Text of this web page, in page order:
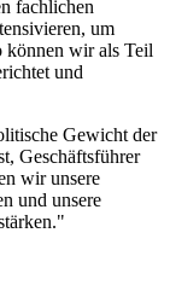
fachlichen
um
können wir als Teil
und
Gewicht der
Geschäftsführer
wir unsere
und unsere